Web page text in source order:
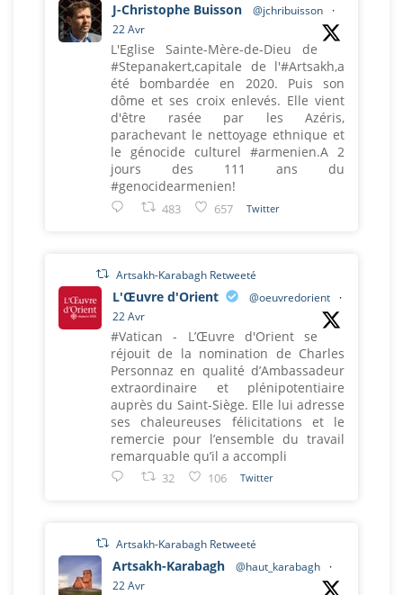
J-Christophe Buisson @jchribuisson
·
22 Avr
L'Eglise Sainte-Mère-de-Dieu de
#Stepanakert,capitale de l'#Artsakh,a
été bombardée en 2020. Puis son
dôme et ses croix enlevés. Elle vient
d'être rasée par les Azéris,
parachevant le nettoyage ethnique et
le génocide culturel #armenien.A 2
jours des 111 ans du
#genocidearmenien!
483 657 Twitter
Artsakh-Karabagh Retweeté
L'Œuvre d'Orient @oeuvredorient
·
22 Avr
#Vatican - L’Œuvre d'Orient se
réjouit de la nomination de Charles
Personnaz en qualité d’Ambassadeur
extraordinaire et plénipotentiaire
auprès du Saint-Siège. Elle lui adresse
ses chaleureuses félicitations et le
remercie pour l’ensemble du travail
remarquable qu’il a accompli
32 106 Twitter
Artsakh-Karabagh Retweeté
Artsakh-Karabagh @haut_karabagh
·
22 Avr